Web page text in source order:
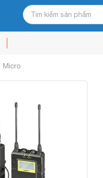
Micro